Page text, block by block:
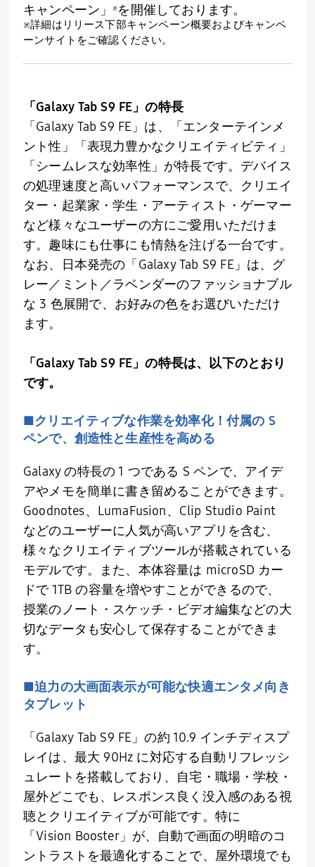
キャンペーン」※を開催しております。
※詳細はリリース下部キャンペーン概要およびキャンペ
ーンサイトをご確認ください。
「Galaxy Tab S9 FE」の特長
「Galaxy Tab S9 FE」は、「エンターテインメ
ント性」「表現力豊かなクリエイティビティ」
「シームレスな効率性」が特長です。デバイス
の処理速度と高いパフォーマンスで、クリエイ
ター・起業家・学生・アーティスト・ゲーマー
など様々なユーザーの方にご愛用いただけま
す。趣味にも仕事にも情熱を注げる一台です。
なお、日本発売の「Galaxy Tab S9 FE」は、グ
レー／ミント／ラベンダーのファッショナブル
な 3 色展開で、お好みの色をお選びいただけ
ます。
「Galaxy Tab S9 FE」の特長は、以下のとおり
です。
■クリエイティブな作業を効率化！付属の S
ペンで、創造性と生産性を高める
Galaxy の特長の 1 つである S ペンで、アイデ
アやメモを簡単に書き留めることができます。
Goodnotes、LumaFusion、Clip Studio Paint
などのユーザーに人気が高いアプリを含む、
様々なクリエイティブツールが搭載されている
モデルです。また、本体容量は microSD カー
ドで 1TB の容量を増やすことができるので、
授業のノート・スケッチ・ビデオ編集などの大
切なデータも安心して保存することができま
す。
■迫力の大画面表示が可能な快適エンタメ向き
タブレット
「Galaxy Tab S9 FE」の約 10.9 インチディスプ
レイは、最大 90Hz に対応する自動リフレッシ
ュレートを搭載しており、自宅・職場・学校・
屋外どこでも、レスポンス良く没入感のある視
聴とクリエイティブが可能です。特に
「Vision Booster」が、自動で画面の明暗のコ
ントラストを最適化することで、屋外環境でも